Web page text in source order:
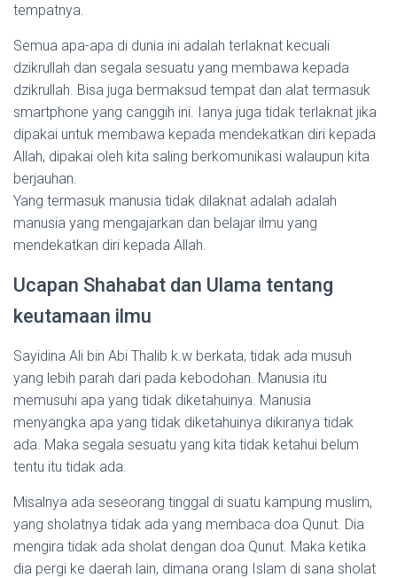
tempatnya.
Semua apa-apa di dunia ini adalah terlaknat kecuali
dzikrullah dan segala sesuatu yang membawa kepada
dzikrullah. Bisa juga bermaksud tempat dan alat termasuk
smartphone yang canggih ini. Ianya juga tidak terlaknat jika
dipakai untuk membawa kepada mendekatkan diri kepada
Allah, dipakai oleh kita saling berkomunikasi walaupun kita
berjauhan.
Yang termasuk manusia tidak dilaknat adalah adalah
manusia yang mengajarkan dan belajar ilmu yang
mendekatkan diri kepada Allah.
Ucapan Shahabat dan Ulama tentang
keutamaan ilmu
Sayidina Ali bin Abi Thalib k.w berkata, tidak ada musuh
yang lebih parah dari pada kebodohan. Manusia itu
memusuhi apa yang tidak diketahuinya. Manusia
menyangka apa yang tidak diketahuinya dikiranya tidak
ada. Maka segala sesuatu yang kita tidak ketahui belum
tentu itu tidak ada.
Misalnya ada seseorang tinggal di suatu kampung muslim,
yang sholatnya tidak ada yang membaca doa Qunut. Dia
mengira tidak ada sholat dengan doa Qunut. Maka ketika
dia pergi ke daerah lain, dimana orang Islam di sana sholat